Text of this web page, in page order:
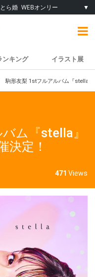
とら婚 WEBオンリー ▼
ンキング イラスト展
駒形友梨 1stフルアルバム『stella
ム『stella』
決定！
471 Views